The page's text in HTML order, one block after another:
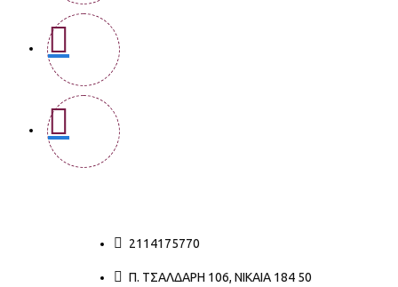
2114175770
Π. ΤΣΑΛΔΆΡΗ 106, ΝΊΚΑΙΑ 184 50